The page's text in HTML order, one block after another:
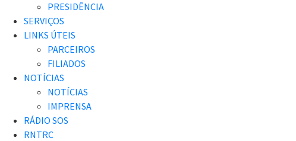
PRESIDÊNCIA
SERVIÇOS
LINKS ÚTEIS
PARCEIROS
FILIADOS
NOTÍCIAS
NOTÍCIAS
IMPRENSA
RÁDIO SOS
RNTRC